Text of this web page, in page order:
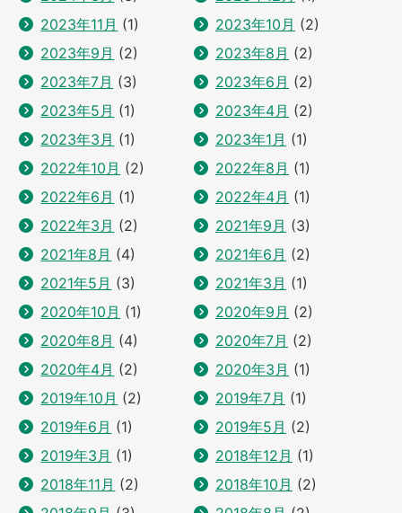
2023年11月 (1) 2023年10月 (2)
2023年9月 (2) 2023年8月 (2)
2023年7月 (3) 2023年6月 (2)
2023年5月 (1) 2023年4月 (2)
2023年3月 (1) 2023年1月 (1)
2022年10月 (2) 2022年8月 (1)
2022年6月 (1) 2022年4月 (1)
2022年3月 (2) 2021年9月 (3)
2021年8月 (4) 2021年6月 (2)
2021年5月 (3) 2021年3月 (1)
2020年10月 (1) 2020年9月 (2)
2020年8月 (4) 2020年7月 (2)
2020年4月 (2) 2020年3月 (1)
2019年10月 (2) 2019年7月 (1)
2019年6月 (1) 2019年5月 (2)
2019年3月 (1) 2018年12月 (1)
2018年11月 (2) 2018年10月 (2)